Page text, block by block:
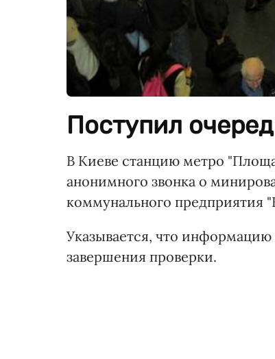
Поступил
В Киеве станцию метро
анонимного звонка о
коммунального предприятия
Указывается, что
завершения проверки.